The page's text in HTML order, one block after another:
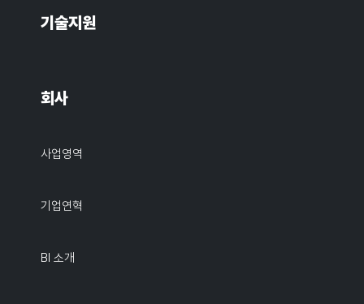
기술지원
회사
사업영역
기업연혁
BI 소개